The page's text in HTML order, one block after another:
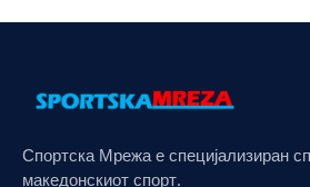
Спортска Мрежа е специјализиран
македонскиот спорт.